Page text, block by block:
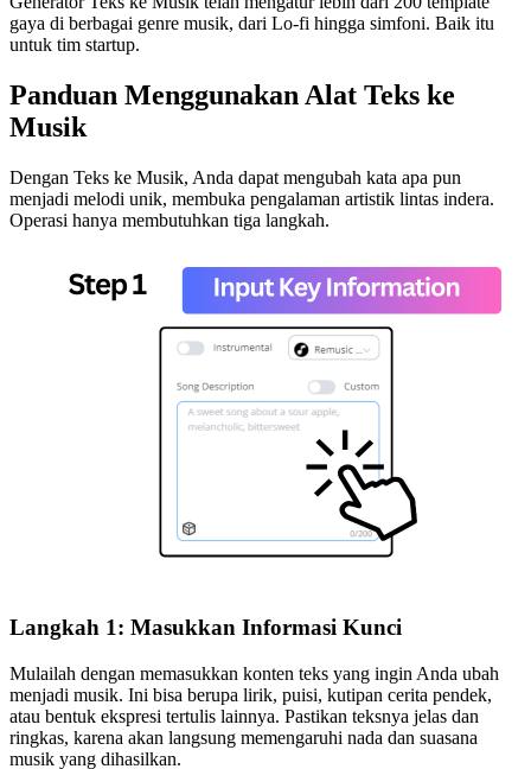
gaya di berbagai genre musik, dari Lo-fi hingga simfoni. Baik itu
untuk tim startup.
Panduan Menggunakan Alat Teks ke
Musik
Dengan Teks ke Musik, Anda dapat mengubah kata apa pun
menjadi melodi unik, membuka pengalaman artistik lintas indera.
Operasi hanya membutuhkan tiga langkah.
Langkah 1: Masukkan Informasi Kunci
Mulailah dengan memasukkan konten teks yang ingin Anda ubah
menjadi musik. Ini bisa berupa lirik, puisi, kutipan cerita pendek,
atau bentuk ekspresi tertulis lainnya. Pastikan teksnya jelas dan
ringkas, karena akan langsung memengaruhi nada dan suasana
musik yang dihasilkan.